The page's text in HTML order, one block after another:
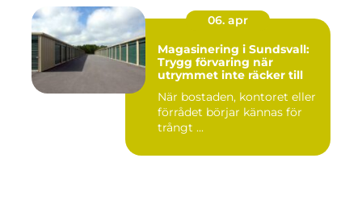
06. apr
Magasinering i Sundsvall:
Trygg förvaring när
utrymmet inte räcker till
När bostaden, kontoret eller
förrådet börjar kännas för
trångt ...